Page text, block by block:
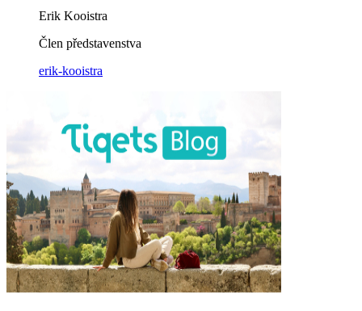
Erik Kooistra
Člen představenstva
erik-kooistra